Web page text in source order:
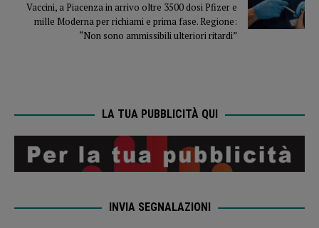
Vaccini, a Piacenza in arrivo oltre 3500 dosi Pfizer e
mille Moderna per richiami e prima fase. Regione:
“Non sono ammissibili ulteriori ritardi”
LA TUA PUBBLICITÀ QUI
INVIA SEGNALAZIONI